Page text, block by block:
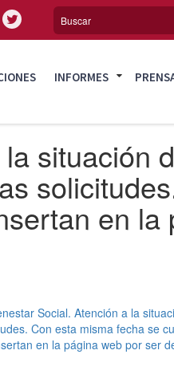
INFORMES
situación
en la
Social. Atención a la
Con esta misma fecha se
en la página web por ser